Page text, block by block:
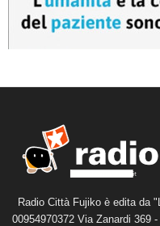
Radio Città Fujiko è edita da
00954970372 Via Zanardi 369